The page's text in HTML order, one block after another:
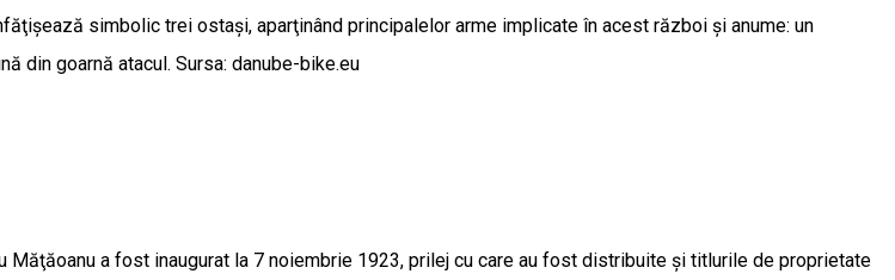
simbolic trei ostaşi, aparţinând principalelor arme implicate în acest război şi anume: un
din goarnă atacul. Sursa: danube-bike.eu
a fost inaugurat la 7 noiembrie 1923, prilej cu care au fost distribuite şi titlurile de proprietate